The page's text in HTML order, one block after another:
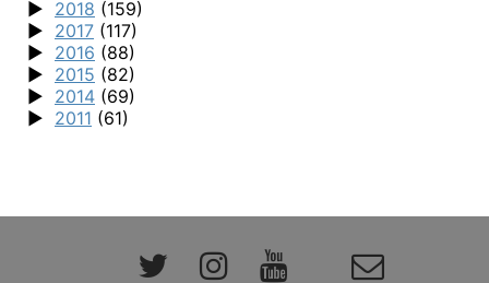
2018 (159)
2017 (117)
2016 (88)
2015 (82)
2014 (69)
2011 (61)